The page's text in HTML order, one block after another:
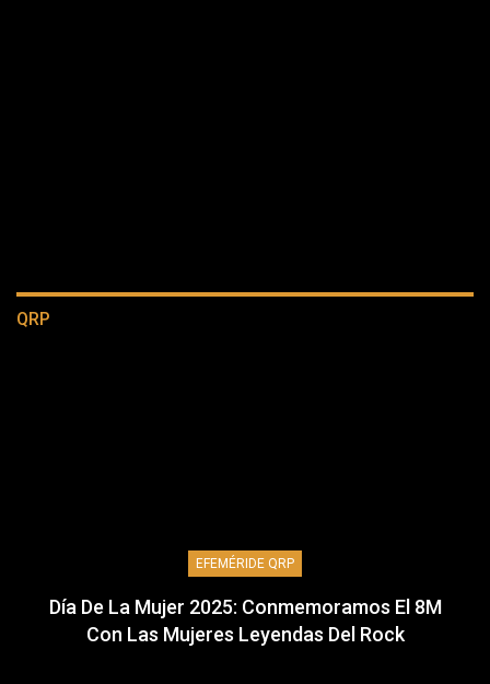
QRP
EFEMÉRIDE QRP
Día De La Mujer 2025: Conmemoramos El 8M
Con Las Mujeres Leyendas Del Rock